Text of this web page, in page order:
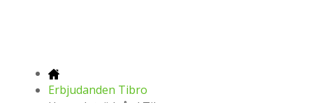
Erbjudanden Tibro